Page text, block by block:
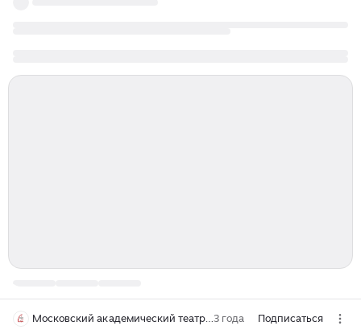
Московский академический театр сатиры3 года Подписаться